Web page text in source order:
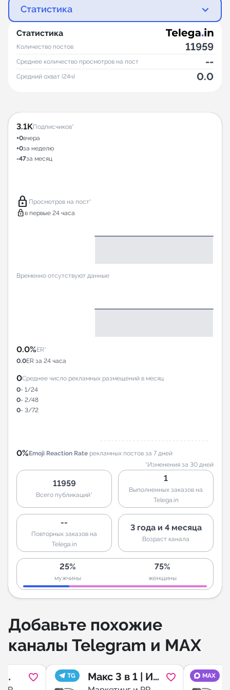
Статистика
Статистика
Количество постов 11959
Среднее количество просмотров на пост --
Средний охват (24ч) 0.0
3.1KПодписчиков*
+0вчера
+0за неделю
-47за месяц
lock Просмотров на пост*
lock в первые 24 часа
Временно отсутствуют данные
0.0%ER*
0.0ER за 24 часа
0Среднее число рекламных размещений в месяц
0- 1/24
0- 2/48
0- 3/72
0%Emoji Reaction Rate рекламных постов за 7 дней
*Изменения за 30 дней
11959
Всего публикаций*
1
Выполненных заказов на
Telega.in
--
Повторных заказов на
Telega.in
3 года и 4 месяца
Возраст канала
25%
мужчины
75%
женщины
Добавьте похожие
каналы Telegram и MAX
TG
Макс 3 в 1 | ИИ,
MAX